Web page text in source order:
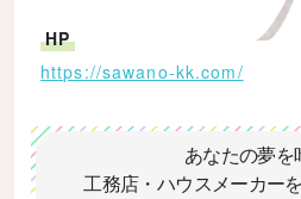
HP
https://sawano-kk.com/
あなたの夢を
工務店・ハウスメーカー